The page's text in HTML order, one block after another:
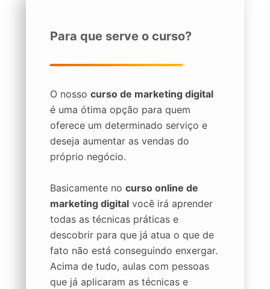
Para que serve o curso?
O nosso curso de marketing digital
é uma ótima opção para quem
oferece um determinado serviço e
deseja aumentar as vendas do
próprio negócio.
Basicamente no curso online de
marketing digital você irá aprender
todas as técnicas práticas e
descobrir para que já atua o que de
fato não está conseguindo enxergar.
Acima de tudo, aulas com pessoas
que já aplicaram as técnicas e